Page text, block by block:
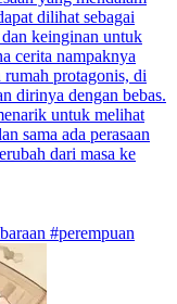
dilihat sebagai
keinginan untuk
cerita nampaknya
protagonis, di
dirinya dengan bebas.
untuk melihat
sama ada perasaan
dari masa ke
#perempuan